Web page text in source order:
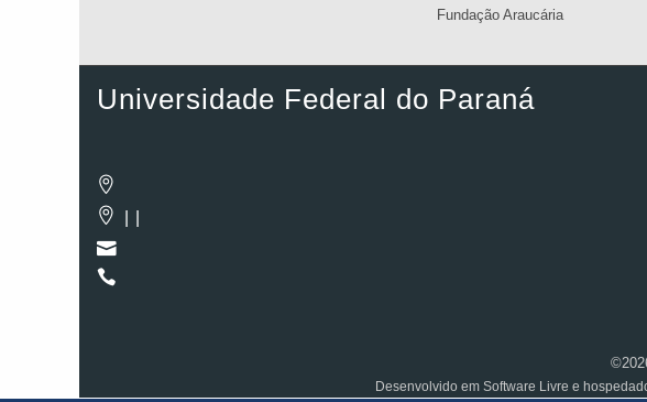
Fundação Araucária
Universidade Federal do Paraná
Desenvolvido em Software Livre e